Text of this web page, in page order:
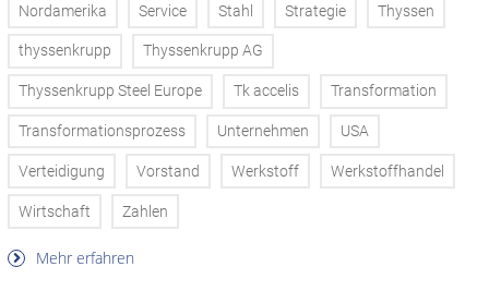
Nordamerika Service Stahl Strategie Thyssen
thyssenkrupp Thyssenkrupp AG
Thyssenkrupp Steel Europe Tk accelis Transformation
Transformationsprozess Unternehmen USA
Verteidigung Vorstand Werkstoff Werkstoffhandel
Wirtschaft Zahlen
Mehr erfahren